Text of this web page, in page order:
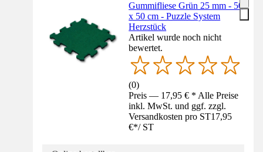
Gummifliese Grün 25 mm - 50
x 50 cm - Puzzle System
Herzstück
Artikel wurde noch nicht
bewertet.
(0)
Preis — 17,95 € * Alle Preise
inkl. MwSt. und ggf. zzgl.
Versandkosten pro ST17,95
€*/ ST